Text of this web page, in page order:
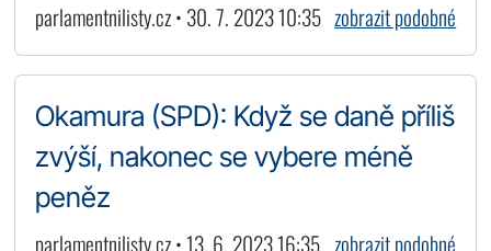
parlamentnilisty.cz • 30. 7. 2023 10:35 zobrazit podobné
Okamura (SPD): Když se daně příliš
zvýší, nakonec se vybere méně
peněz
parlamentnilisty.cz • 13. 6. 2023 16:35 zobrazit podobné